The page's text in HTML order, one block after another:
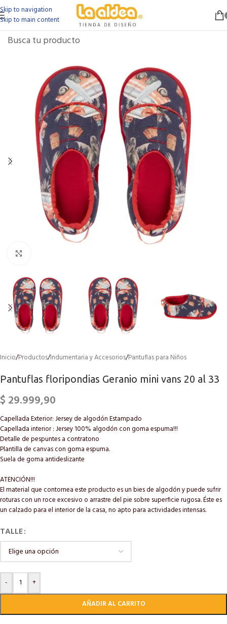
Skip to navigation
Skip to main content
Inicio/Productos/Indumentaria y Accesorios/Pantuflas para Niños
Pantuflas floripondias Geranio mini vans 20 al 33
$ 29.999,90
Capellada Exterior: Jersey de algodón Estampado
Capellada interior : Jersey 100% algodón con goma espuma!!!
Detalle de pespuntes a contratono
Plantilla de canvas con goma espuma.
Suela de goma antideslizante
ATENCIÓN!!!
El material que contornea este producto es un bies de algodón y puede sufrir
roturas con un roce excesivo o arrastre del pie sobre superficie rugosa. Éste es
un calzado para el interior de la casa, no apto para actividades intensas.
TALLE
-
+
AÑADIR AL CARRITO